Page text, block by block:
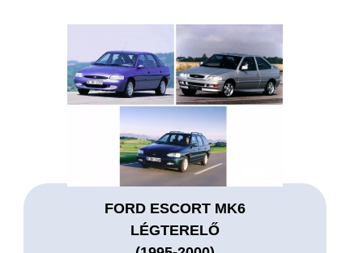
FORD ESCORT MK6
LÉGTERELŐ